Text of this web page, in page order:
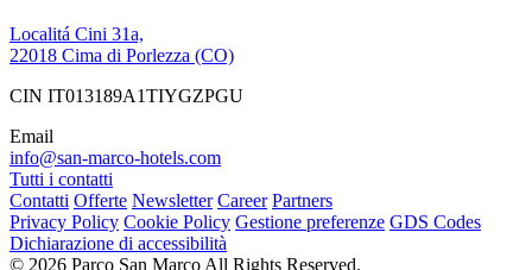
Localitá Cini 31a,
22018 Cima di Porlezza (CO)
CIN IT013189A1TIYGZPGU
Email
info@san-marco-hotels.com
Tutti i contatti
Contatti Offerte Newsletter Career Partners
Privacy Policy Cookie Policy Gestione preferenze GDS Codes
Dichiarazione di accessibilità
© 2026 Parco San Marco All Rights Reserved.